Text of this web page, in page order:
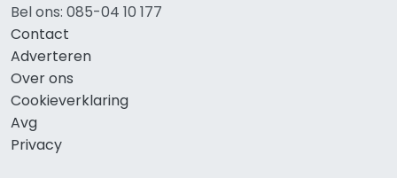
Bel ons: 085-04 10 177
Contact
Adverteren
Over ons
Cookieverklaring
Avg
Privacy